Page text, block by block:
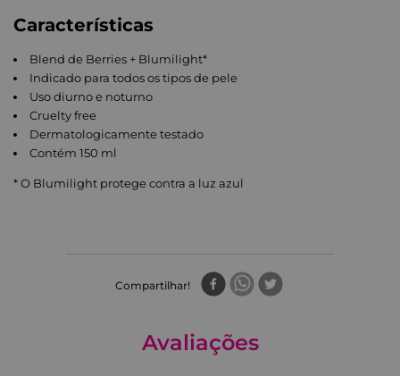
Características
Blend de Berries + Blumilight*
Indicado para todos os tipos de pele
Uso diurno e noturno
Cruelty free
Dermatologicamente testado
Contém 150 ml
* O Blumilight protege contra a luz azul
Compartilhar
Avaliações